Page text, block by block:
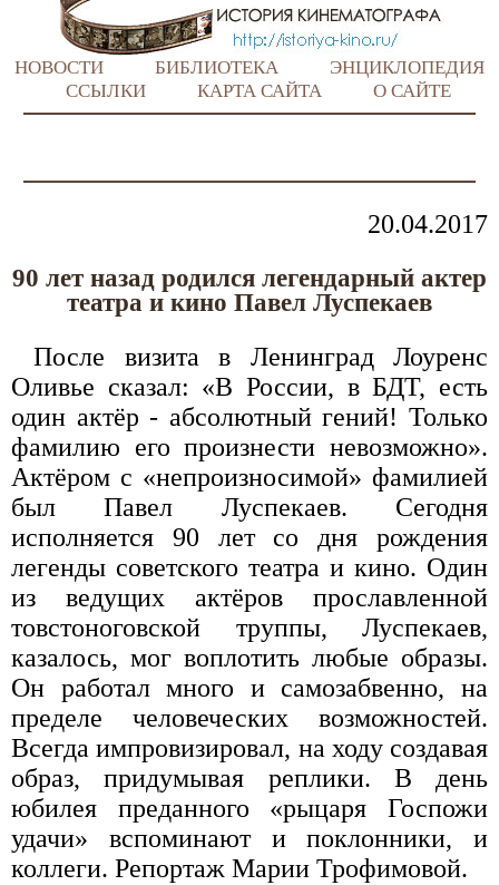
НОВОСТИ БИБЛИОТЕКА
ЭНЦИКЛОПЕДИЯ
ССЫЛКИ
КАРТА САЙТА О САЙТЕ
20.04.2017
90 лет назад родился легендарный актер
театра и кино Павел Луспекаев
После визита в Ленинград Лоуренс
Оливье сказал: «В России, в БДТ, есть
один актёр - абсолютный гений! Только
фамилию его произнести невозможно».
Актёром с «непроизносимой» фамилией
был Павел Луспекаев. Сегодня
исполняется 90 лет со дня рождения
легенды советского театра и кино. Один
из ведущих актёров прославленной
товстоноговской труппы, Луспекаев,
казалось, мог воплотить любые образы.
Он работал много и самозабвенно, на
пределе человеческих возможностей.
Всегда импровизировал, на ходу создавая
образ, придумывая реплики. В день
юбилея преданного «рыцаря Госпожи
удачи» вспоминают и поклонники, и
коллеги. Репортаж Марии Трофимовой.